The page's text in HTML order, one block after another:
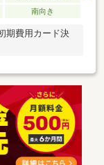
南向き
期費用カード決